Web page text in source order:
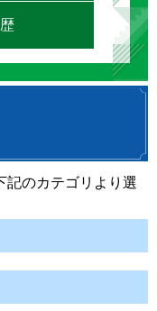
記のカテゴリより選